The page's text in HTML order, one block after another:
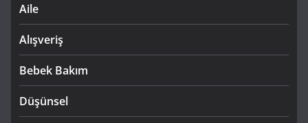
Aile
Alışveriş
Bebek Bakım
Düşünsel